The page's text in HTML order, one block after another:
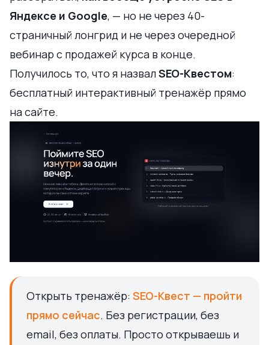
Яндексе и Google, — но не через 40-
страничный лонгрид и не через очередной
вебинар с продажей курса в конце.
Получилось то, что я назвалSEO-Квестом:
бесплатный интерактивный тренажёр прямо
на сайте.
Открыть тренажёр: SEO-Квест — пройти
прямо сейчас. Без регистрации, без
email, без оплаты. Просто открываешь и